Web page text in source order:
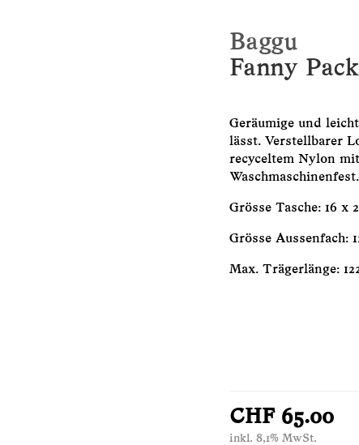
Baggu
Fanny
Geräumige und
lässt. Verstellbarer
recyceltem Nylon
Waschmaschinenfest.
Grösse Tasche: 16 x
Grösse Aussenfach:
Max. Trägerlänge:
CHF 65.00
inkl. 8,1% MwSt.